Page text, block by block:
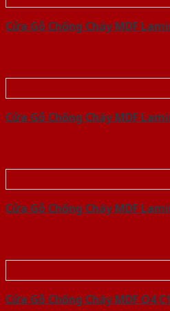
Cửa Gỗ Chống Cháy MDF
Cửa Gỗ Chống Cháy MDF
Cửa Gỗ Chống Cháy MDF
Cửa Gỗ Chống Cháy MDF O4